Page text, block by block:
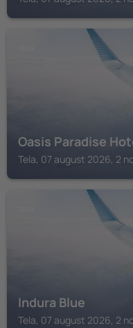
Oasis Paradise
Tela, 07 august 2026, 2
Indura Blue
Tela, 07 august 2026, 2